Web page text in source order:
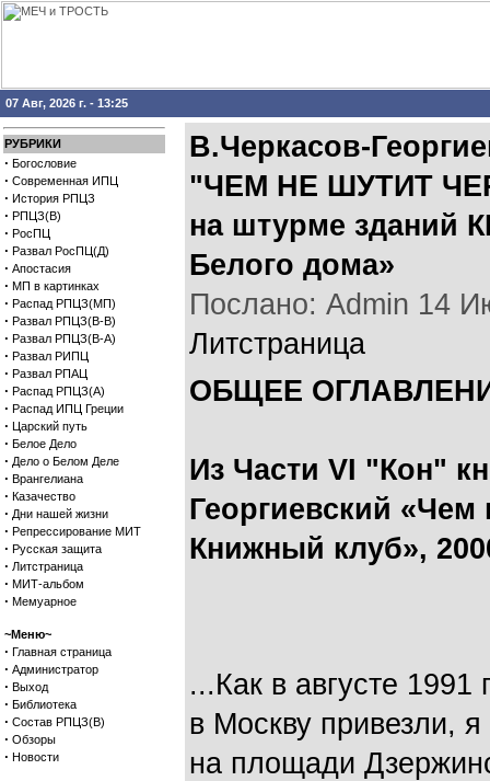
07 Авг, 2026 г. - 13:25
РУБРИКИ
· Богословие
· Современная ИПЦ
· История РПЦЗ
· РПЦЗ(В)
· РосПЦ
· Развал РосПЦ(Д)
· Апостасия
· МП в картинках
· Распад РПЦЗ(МП)
· Развал РПЦЗ(В-В)
· Развал РПЦЗ(В-А)
· Развал РИПЦ
· Развал РПАЦ
· Распад РПЦЗ(А)
· Распад ИПЦ Греции
· Царский путь
· Белое Дело
· Дело о Белом Деле
· Врангелиана
· Казачество
· Дни нашей жизни
· Репрессирование МИТ
· Русская защита
· Литстраница
· МИТ-альбом
· Мемуарное
~Меню~
· Главная страница
· Администратор
· Выход
· Библиотека
· Состав РПЦЗ(В)
· Обзоры
· Новости
В.Черкасов-
"ЧЕМ НЕ ШУТИТ
на штурме зданий
Белого дома»
Послано: Admin 14
Литстраница
ОБЩЕЕ
Из Части VI "Кон"
Георгиевский
Книжный клуб»,
...Как в августе
в Москву привезли,
на площади